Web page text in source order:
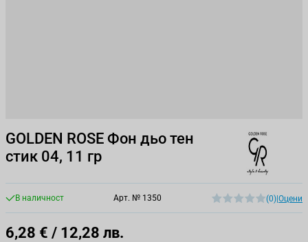
GOLDEN ROSE Фон дьо тен
стик 04, 11 гр
В наличност Арт. № 1350 (0)|Оцени
6,28 € / 12,28 лв.